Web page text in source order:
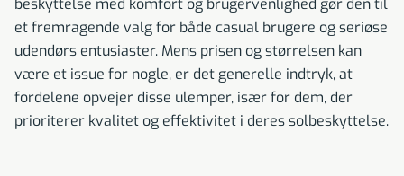
beskyttelse med komfort og brugervenlighed gør den til
et fremragende valg for både casual brugere og seriøse
udendørs entusiaster. Mens prisen og størrelsen kan
være et issue for nogle, er det generelle indtryk, at
fordelene opvejer disse ulemper, især for dem, der
prioriterer kvalitet og effektivitet i deres solbeskyttelse.